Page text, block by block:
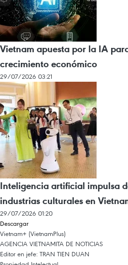
Vietnam apuesta por la IA
crecimiento económico
29/07/2026 03:21
Inteligencia artificial impulsa
industrias culturales en
29/07/2026 01:20
Descargar
Vietnam+ (VietnamPlus)
AGENCIA VIETNAMITA DE NOTICIAS
Editor en jefe: TRAN TIEN DUAN